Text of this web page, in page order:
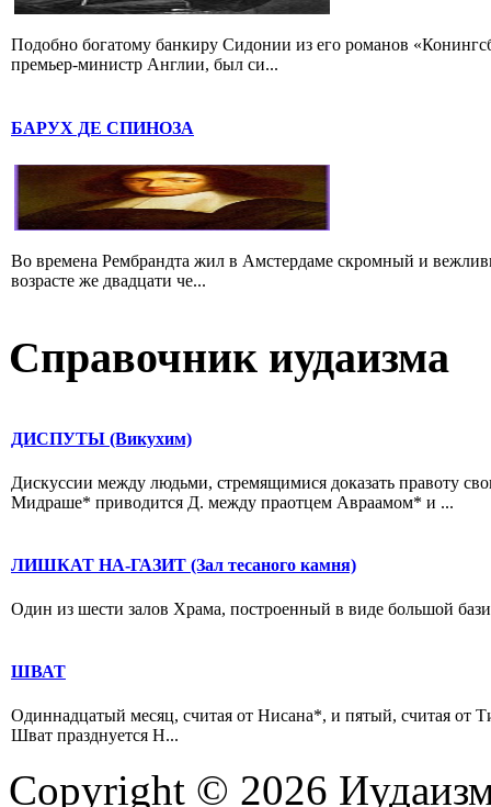
Подобно богатому банкиру Сидонии из его романов
премьер-министр Англии, был си...
БАРУХ ДЕ СПИНОЗА
Во времена Рембрандта жил в Амстердаме скромный и
возрасте же двадцати че...
Справочник иудаизма
ДИСПУТЫ (Викухим)
Дискуссии между людьми, стремящимися доказать правоту
Мидраше* приводится Д. между праотцем Авраамом* и ...
ЛИШКАТ HА-ГАЗИТ (Зал тесаного камня)
Один из шести залов Храма, построенный в виде большой
ШВАТ
Одиннадцатый месяц, считая от Нисана*, и пятый, считая от
Шват празднуется Н...
Copyright © 2026